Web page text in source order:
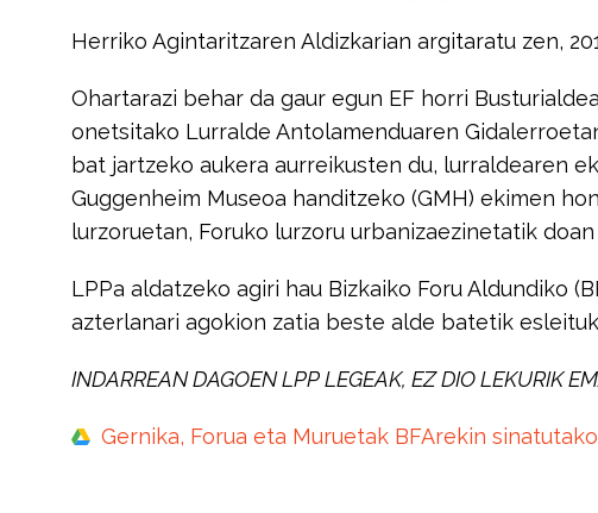
Herriko Agintaritzaren Aldizkarian argitaratu zen,
Ohartarazi behar da gaur egun EF horri
onetsitako Lurralde Antolamenduaren
bat jartzeko aukera aurreikusten du, lurraldearen
Guggenheim Museoa handitzeko (GMH) ekimen
lurzoruetan, Foruko lurzoru urbanizaezinetatik
LPPa aldatzeko agiri hau Bizkaiko Foru Aldundiko
azterlanari agokion zatia beste alde batetik
INDARREAN DAGOEN LPP LEGEAK, EZ DIO LEKURIK
Gernika, Forua eta Muruetak BFArekin